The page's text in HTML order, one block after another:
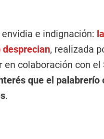
e indignación:
, realizada
colaboración con el
que el palabrerío
.